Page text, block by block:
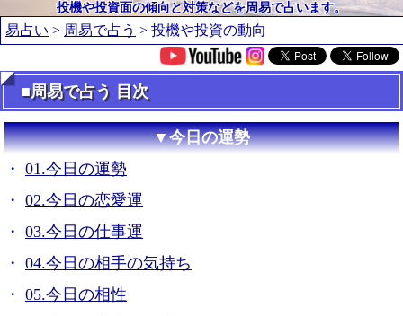
投機や投資面の傾向と対策などを周易で占います。
易占い > 周易で占う > 投機や投資の動向
■周易で占う 目次
▼今日の運勢
01.今日の運勢
02.今日の恋愛運
03.今日の仕事運
04.今日の相手の気持ち
05.今日の相性